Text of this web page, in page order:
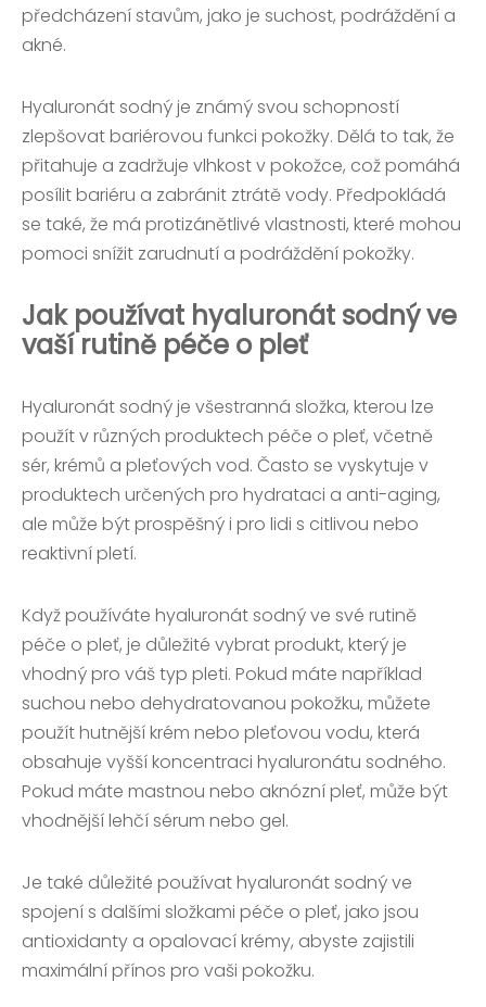
předcházení stavům, jako je suchost, podráždění a
akné.
Hyaluronát sodný je známý svou schopností
zlepšovat bariérovou funkci pokožky. Dělá to tak, že
přitahuje a zadržuje vlhkost v pokožce, což pomáhá
posílit bariéru a zabránit ztrátě vody. Předpokládá
se také, že má protizánětlivé vlastnosti, které mohou
pomoci snížit zarudnutí a podráždění pokožky.
Jak používat hyaluronát sodný ve
vaší rutině péče o pleť
Hyaluronát sodný je všestranná složka, kterou lze
použít v různých produktech péče o pleť, včetně
sér, krémů a pleťových vod. Často se vyskytuje v
produktech určených pro hydrataci a anti-aging,
ale může být prospěšný i pro lidi s citlivou nebo
reaktivní pletí.
Když používáte hyaluronát sodný ve své rutině
péče o pleť, je důležité vybrat produkt, který je
vhodný pro váš typ pleti. Pokud máte například
suchou nebo dehydratovanou pokožku, můžete
použít hutnější krém nebo pleťovou vodu, která
obsahuje vyšší koncentraci hyaluronátu sodného.
Pokud máte mastnou nebo aknózní pleť, může být
vhodnější lehčí sérum nebo gel.
Je také důležité používat hyaluronát sodný ve
spojení s dalšími složkami péče o pleť, jako jsou
antioxidanty a opalovací krémy, abyste zajistili
maximální přínos pro vaši pokožku.